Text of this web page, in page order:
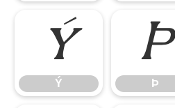
Ý
Ý
Þ
Þ